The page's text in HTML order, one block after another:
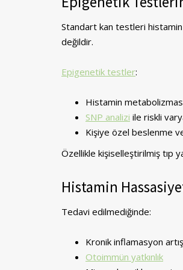
Standart kan testleri histamin
değildir.
Epigenetik testler:
Histamin
SNP analizi ile riskli
Kişiye özel beslenme
Özellikle kişiselleştirilmiş tıp
Histamin
Tedavi edilmediğinde:
Kronik inflamasyon
Otoimmün yatkınlık